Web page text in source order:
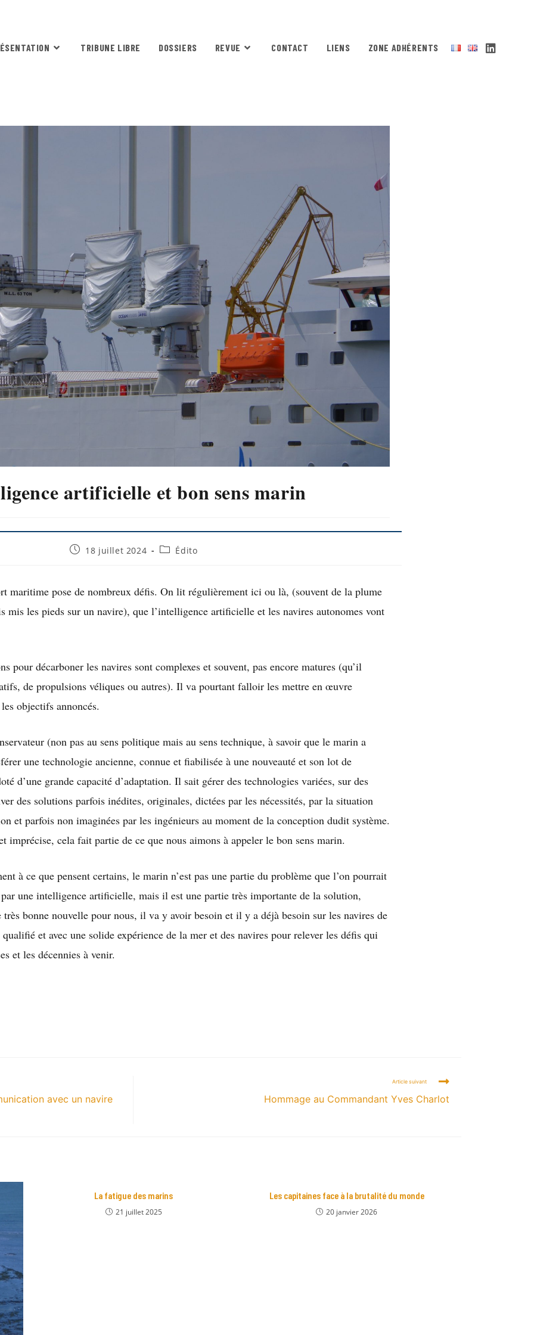
TRIBUNE LIBRE DOSSIERS REVUE CONTACT LIENS ZONE ADHÉRENTS
artificielle et bon sens marin
18 juillet 2024 Édito
maritime pose de nombreux défis. On lit régulièrement ici ou là, (souvent de la plume
mis les pieds sur un navire), que l’intelligence artificielle et les navires autonomes vont
pour décarboner les navires sont complexes et souvent, pas encore matures (qu’il
de propulsions véliques ou autres). Il va pourtant falloir les mettre en œuvre
objectifs annoncés.
(non pas au sens politique mais au sens technique, à savoir que le marin a
une technologie ancienne, connue et fiabilisée à une nouveauté et son lot de
d’une grande capacité d’adaptation. Il sait gérer des technologies variées, sur des
des solutions parfois inédites, originales, dictées par les nécessités, par la situation
et parfois non imaginées par les ingénieurs au moment de la conception dudit système.
imprécise, cela fait partie de ce que nous aimons à appeler le bon sens marin.
à ce que pensent certains, le marin n’est pas une partie du problème que l’on pourrait
une intelligence artificielle, mais il est une partie très importante de la solution,
très bonne nouvelle pour nous, il va y avoir besoin et il y a déjà besoin sur les navires de
et avec une solide expérience de la mer et des navires pour relever les défis qui
et les décennies à venir.
avec un navire
Article suivant
Hommage au Commandant Yves Charlot
La fatigue des marins
21 juillet 2025
Les capitaines face à la brutalité du monde
20 janvier 2026